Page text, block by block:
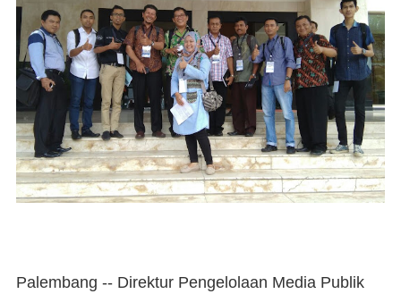
Palembang -- Direktur Pengelolaan Media Publik